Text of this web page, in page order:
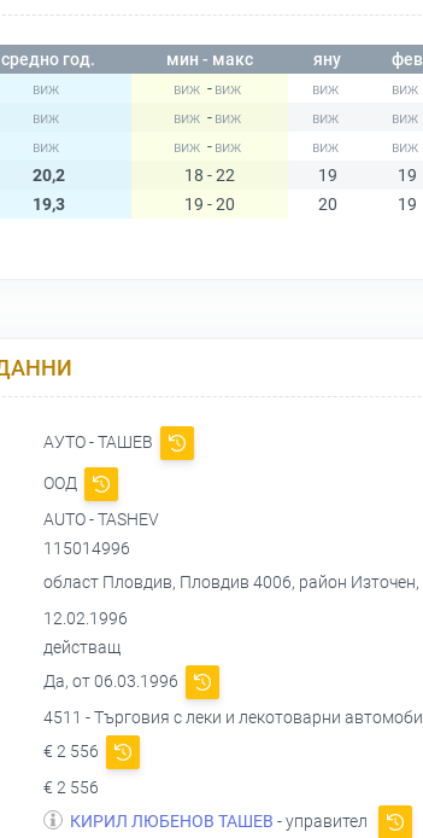
средно год. мин - макс яну фев
-
-
-
20,2 18 - 22 19 19
19,3 19 - 20 20 19
АУТО - ТАШЕВ
ООД
AUTO - TASHEV
115014996
област Пловдив, Пловдив 4006, район
12.02.1996
действащ
Да, от 06.03.1996
4511 - Търговия с леки и лекотоварни
€ 2 556
€ 2 556
КИРИЛ ЛЮБЕНОВ ТАШЕВ - управител